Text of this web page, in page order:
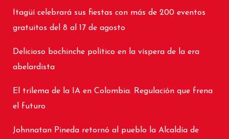
Itagüí celebrará sus fiestas con más de 200 eventos
gratuitos del 8 al 17 de agosto
Delicioso bochinche político en la víspera de la era
abelardista
El trilema de la IA en Colombia. Regulación que frena
el futuro
Johnnatan Pineda retornó al pueblo la Alcaldía de